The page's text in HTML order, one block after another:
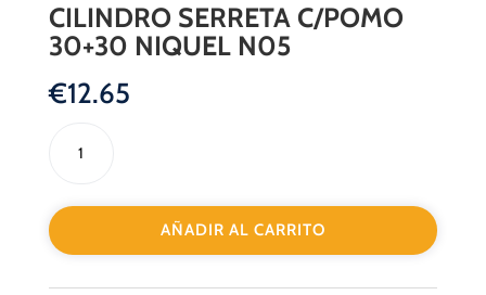
CILINDRO SERRETA C/POMO
30+30 NIQUEL N05
€12.65
SERRETA
30+30
NIQUEL
N05
cantidad
AÑADIR AL CARRITO